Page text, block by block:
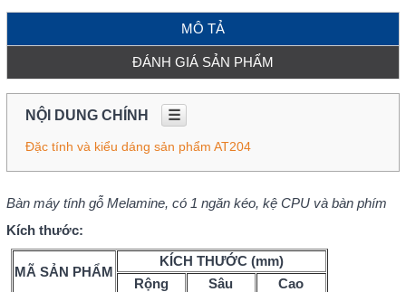
MÔ TẢ
ĐÁNH GIÁ SẢN PHẨM
NỘI DUNG CHÍNH ☰
Đặc tính và kiểu dáng sản phẩm AT204
Bàn máy tính gỗ Melamine, có 1 ngăn kéo, kệ CPU và bàn phím
Kích thước:
MÃ SẢN PHẨM
KÍCH THƯỚC (mm)
Rộng
Sâu
Cao